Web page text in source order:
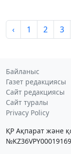
‹ 1 2 3
Байланыс
Газет редакциясы
Сайт редакциясы
Сайт туралы
Privacy Policy
ҚР Ақпарат және